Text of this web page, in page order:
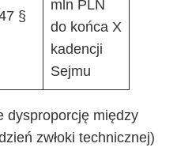
§
mln PLN
do końca X
kadencji
Sejmu
dysproporcję między
zwłoki technicznej)